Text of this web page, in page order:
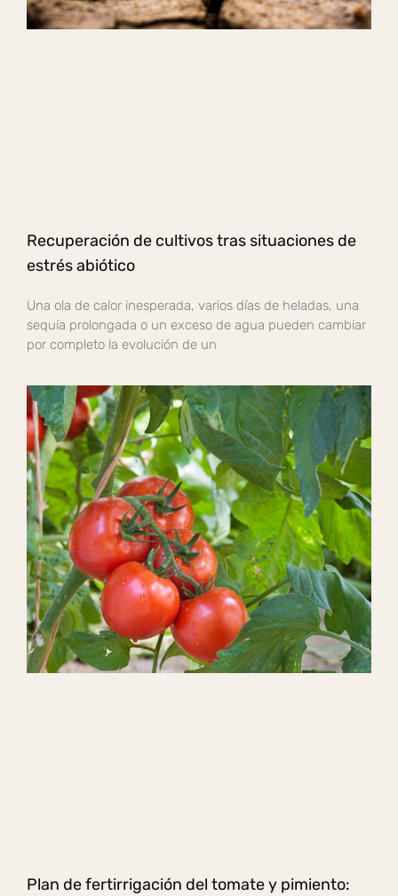
Recuperación de cultivos tras situaciones de
estrés abiótico
Una ola de calor inesperada, varios días de heladas, una
sequía prolongada o un exceso de agua pueden cambiar
por completo la evolución de un
Plan de fertirrigación del tomate y pimiento: